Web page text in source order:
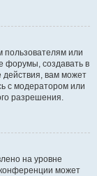
или
форумы, создавать в
действия, вам может
с модератором или
разрешения.
на уровне
может